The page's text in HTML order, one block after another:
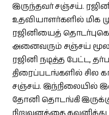
இருந்தவர் சஞ்சய்.
உதவியாளர்களில் மிக
ரஜினியைத்
அனைவரும் சஞ்சய்
ரஜினி நடித்த பேட்ட,
திரைப்படங்களில் சில
சஞ்சய். இந்நிலையில்
தோனி தொடங்கி